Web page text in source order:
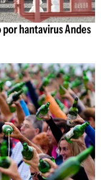
hantavirus Andes